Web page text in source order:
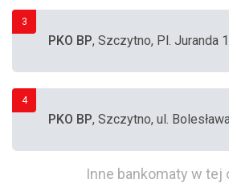
3
PKO BP, Szczytno, Pl. Juranda 1
4
PKO BP, Szczytno, ul.
Inne bankomaty w tej